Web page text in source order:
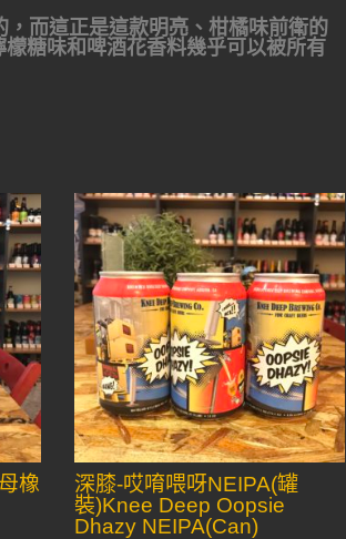
而這正是這款明亮、柑橘味前衛的
糖味和啤酒花香料幾乎可以被所有
橡
深膝-哎唷喂呀NEIPA(罐
裝)Knee Deep Oopsie
Dhazy NEIPA(Can)